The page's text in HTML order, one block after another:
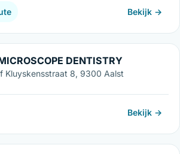
Bekijk →
DENTISTRY
Kluyskensstraat 8, 9300 Aalst
Bekijk →